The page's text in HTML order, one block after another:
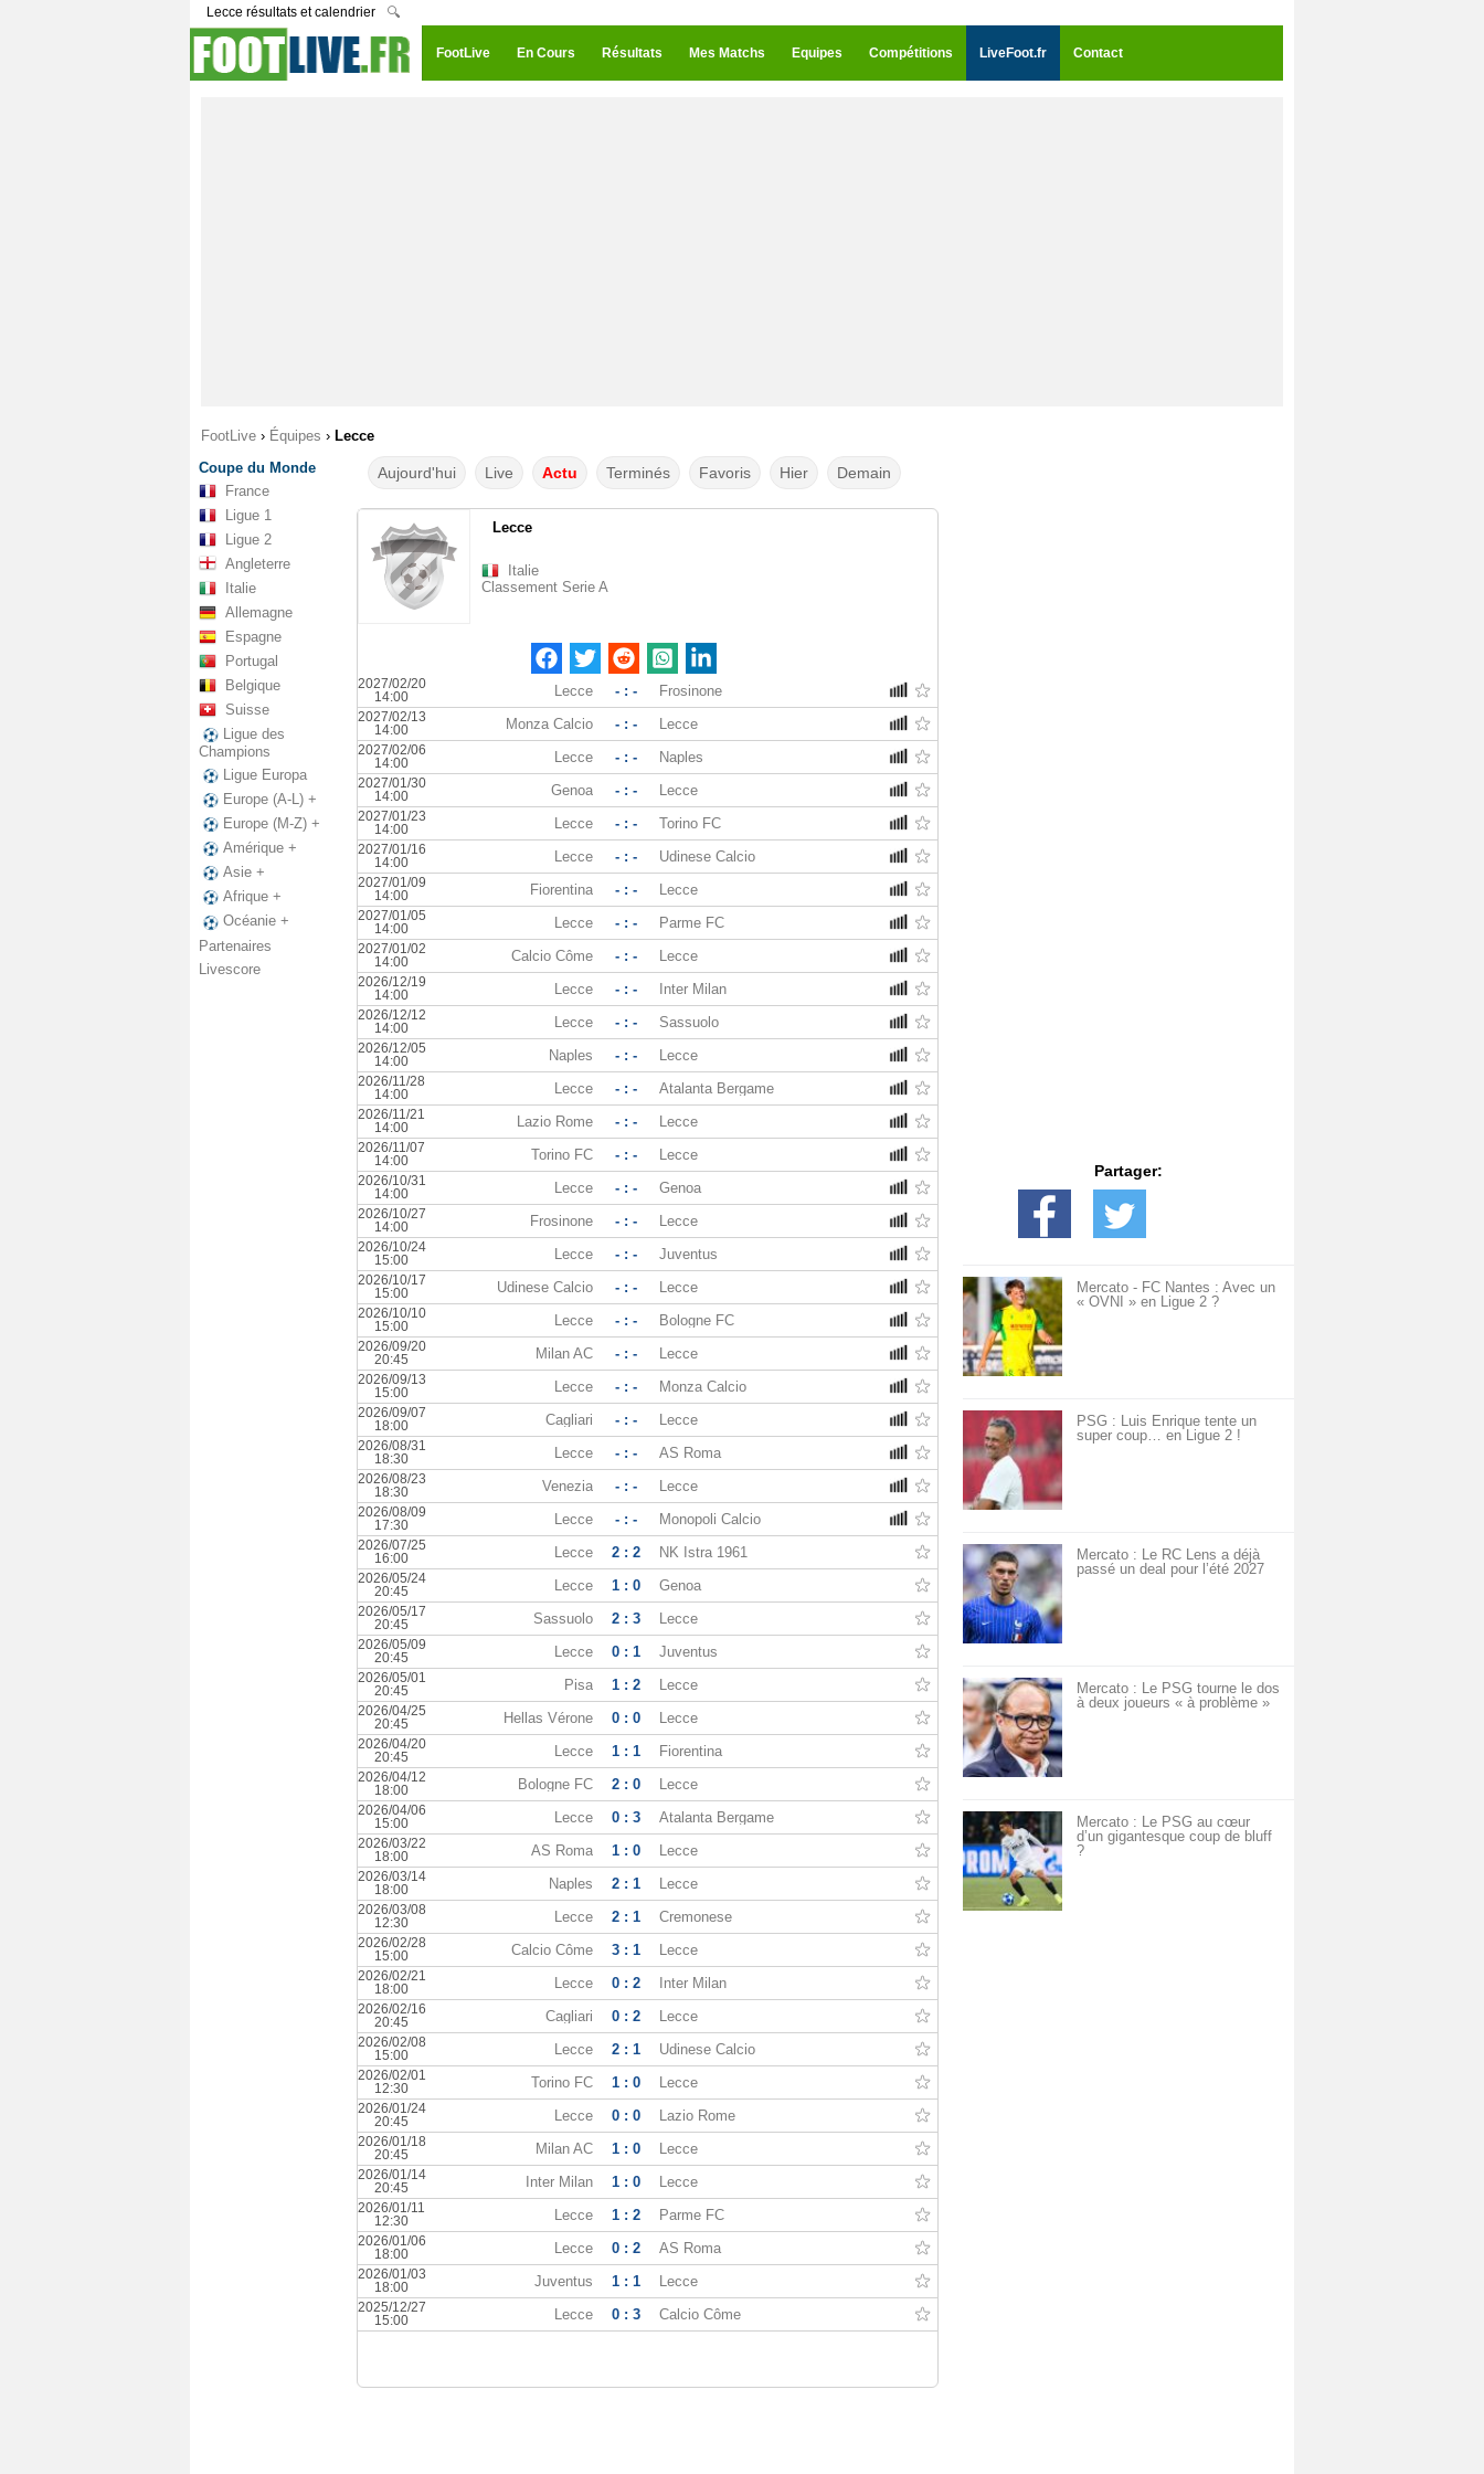
Lecce résultats et calendrier 🔍
FootLive En Cours Résultats Mes Matchs Equipes Compétitions LiveFoot.fr Contact
FootLive › Équipes › Lecce
Coupe du Monde
France
Ligue 1
Ligue 2
Angleterre
Italie
Allemagne
Espagne
Portugal
Belgique
Suisse
Ligue des
Champions
Ligue Europa
Europe (A-L) +
Europe (M-Z) +
Amérique +
Asie +
Afrique +
Océanie +
Partenaires
Livescore
Aujourd'hui Live Actu Terminés Favoris Hier Demain
Lecce
Italie
Classement Serie A
2027/02/20
14:00
Lecce - : - Frosinone
2027/02/13
14:00
Monza Calcio - : - Lecce
2027/02/06
14:00
Lecce - : - Naples
2027/01/30
14:00
Genoa - : - Lecce
2027/01/23
14:00
Lecce - : - Torino FC
2027/01/16
14:00
Lecce - : - Udinese Calcio
2027/01/09
14:00
Fiorentina - : - Lecce
2027/01/05
14:00
Lecce - : - Parme FC
2027/01/02
14:00
Calcio Côme - : - Lecce
2026/12/19
14:00
Lecce - : - Inter Milan
2026/12/12
14:00
Lecce - : - Sassuolo
2026/12/05
14:00
Naples - : - Lecce
2026/11/28
14:00
Lecce - : - Atalanta Bergame
2026/11/21
14:00
Lazio Rome - : - Lecce
2026/11/07
14:00
Torino FC - : - Lecce
2026/10/31
14:00
Lecce - : - Genoa
2026/10/27
14:00
Frosinone - : - Lecce
2026/10/24
15:00
Lecce - : - Juventus
2026/10/17
15:00
Udinese Calcio - : - Lecce
2026/10/10
15:00
Lecce - : - Bologne FC
2026/09/20
20:45
Milan AC - : - Lecce
2026/09/13
15:00
Lecce - : - Monza Calcio
2026/09/07
18:00
Cagliari - : - Lecce
2026/08/31
18:30
Lecce - : - AS Roma
2026/08/23
18:30
Venezia - : - Lecce
2026/08/09
17:30
Lecce - : - Monopoli Calcio
2026/07/25
16:00
Lecce 2 : 2 NK Istra 1961
2026/05/24
20:45
Lecce 1 : 0 Genoa
2026/05/17
20:45
Sassuolo 2 : 3 Lecce
2026/05/09
20:45
Lecce 0 : 1 Juventus
2026/05/01
20:45
Pisa 1 : 2 Lecce
2026/04/25
20:45
Hellas Vérone 0 : 0 Lecce
2026/04/20
20:45
Lecce 1 : 1 Fiorentina
2026/04/12
18:00
Bologne FC 2 : 0 Lecce
2026/04/06
15:00
Lecce 0 : 3 Atalanta Bergame
2026/03/22
18:00
AS Roma 1 : 0 Lecce
2026/03/14
18:00
Naples 2 : 1 Lecce
2026/03/08
12:30
Lecce 2 : 1 Cremonese
2026/02/28
15:00
Calcio Côme 3 : 1 Lecce
2026/02/21
18:00
Lecce 0 : 2 Inter Milan
2026/02/16
20:45
Cagliari 0 : 2 Lecce
2026/02/08
15:00
Lecce 2 : 1 Udinese Calcio
2026/02/01
12:30
Torino FC 1 : 0 Lecce
2026/01/24
20:45
Lecce 0 : 0 Lazio Rome
2026/01/18
20:45
Milan AC 1 : 0 Lecce
2026/01/14
20:45
Inter Milan 1 : 0 Lecce
2026/01/11
12:30
Lecce 1 : 2 Parme FC
2026/01/06
18:00
Lecce 0 : 2 AS Roma
2026/01/03
18:00
Juventus 1 : 1 Lecce
2025/12/27
15:00
Lecce 0 : 3 Calcio Côme
Partager:
Mercato - FC Nantes : Avec un
« OVNI » en Ligue 2 ?
PSG : Luis Enrique tente un
super coup… en Ligue 2 !
Mercato : Le RC Lens a déjà
passé un deal pour l’été 2027
Mercato : Le PSG tourne le dos
à deux joueurs « à problème »
Mercato : Le PSG au cœur
d’un gigantesque coup de bluff
?